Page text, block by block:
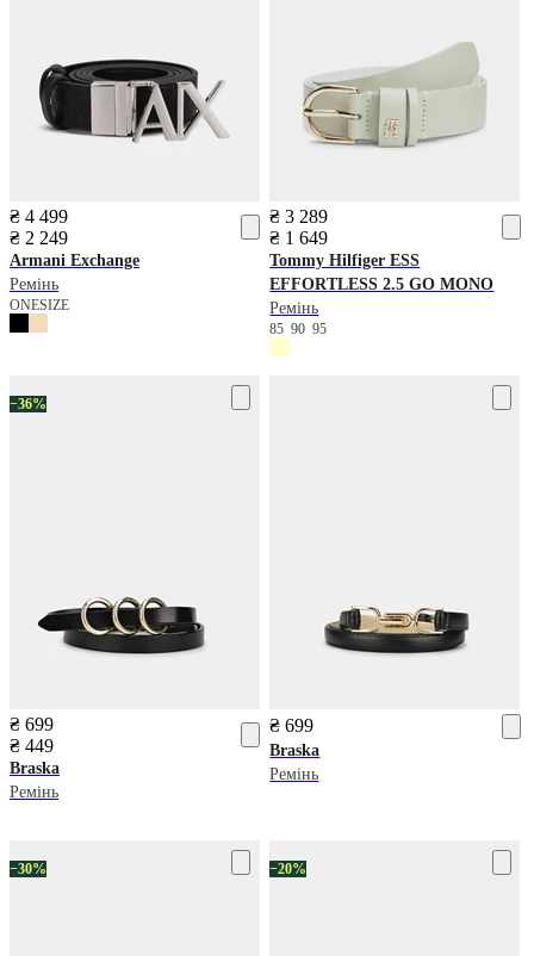
₴ 4 499
₴ 2 249
Armani Exchange
Ремінь
ONESIZE
₴ 3 289
₴ 1 649
Tommy Hilfiger ESS
EFFORTLESS 2.5 GO MONO
Ремінь
859095
−36%
₴ 699
₴ 449
Braska
Ремінь
₴ 699
Braska
Ремінь
−30% −20%